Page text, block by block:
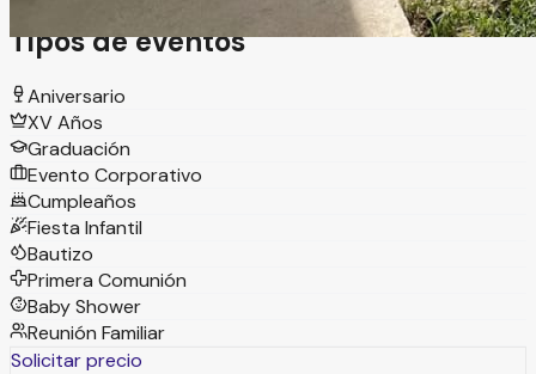
Tipos de eventos
Aniversario
XV Años
Graduación
Evento Corporativo
Cumpleaños
Fiesta Infantil
Bautizo
Primera Comunión
Baby Shower
Reunión Familiar
Solicitar precio